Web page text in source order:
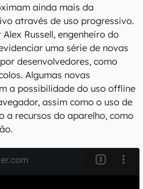
ainda mais da
através de uso progressivo.
Russell, engenheiro do
uma série de novas
desenvolvedores, como
Algumas novas
a possibilidade do uso offline
assim como o uso de
a recursos do aparelho, como